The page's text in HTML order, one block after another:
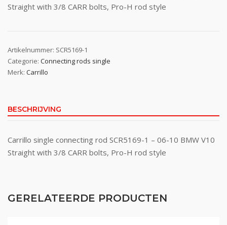
Straight with 3/8 CARR bolts, Pro-H rod style
Artikelnummer: SCR5169-1
Categorie: Connecting rods single
Merk: Carrillo
BESCHRIJVING
Carrillo single connecting rod SCR5169-1 – 06-10 BMW V10
Straight with 3/8 CARR bolts, Pro-H rod style
GERELATEERDE PRODUCTEN